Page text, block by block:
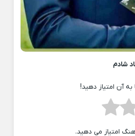
شادم
آن امتیاز دهید!
امتیاز می دهید.